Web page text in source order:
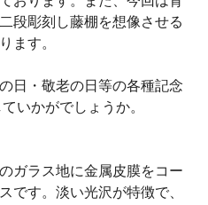
段彫刻し藤棚を想像させる
ます。
日・敬老の日等の各種記念
いかがでしょうか。
ガラス地に金属皮膜をコー
です。淡い光沢が特徴で、